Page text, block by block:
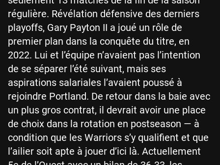
régulière. Révélation défensive des derniers
playoffs, Gary Payton II a joué un rôle de
premier plan dans la conquête du titre, en
2022. Lui et l’équipe n’avaient pas l’intention
de se séparer l’été suivant, mais ses
aspirations salariales l’avaient poussé à
rejoindre Portland. De retour dans la baie avec
un plus gros contrat, il devrait avoir une place
de choix dans la rotation en postseason — à
condition que les Warriors s’y qualifient et que
l’ailier soit apte à jouer d’ici là. Actuellement